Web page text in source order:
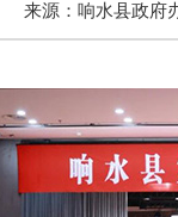
来源： 响水县政府